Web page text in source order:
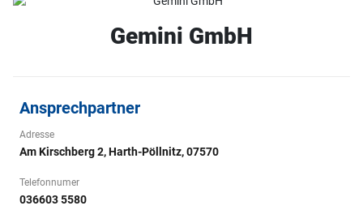
Gemini GmbH
Ansprechpartner
Adresse
Am Kirschberg 2, Harth-Pöllnitz, 07570
Telefonnumer
036603 5580